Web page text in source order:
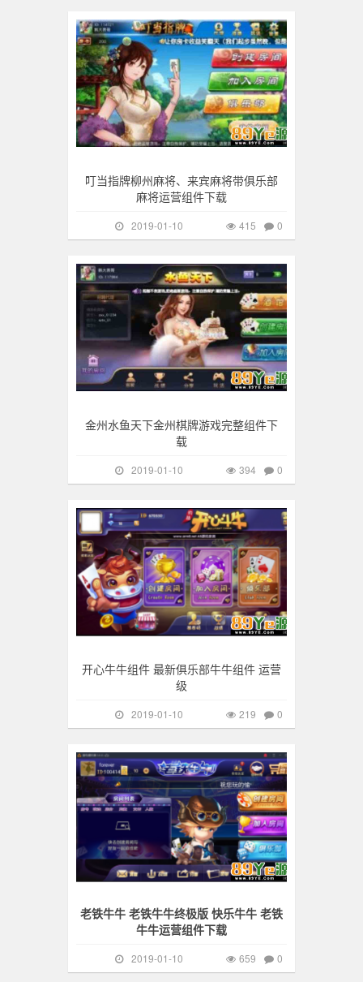
叮当指牌柳州麻将、来宾麻将带俱乐部
麻将运营组件下载
2019-01-10 0
415
金州水鱼天下金州棋牌游戏完整组件下
载
手游棋牌 394
2019-01-10 0
394
开心牛牛组件 最新俱乐部牛牛组件 运营
级
手游棋牌 219
2019-01-10 0
219
老铁牛牛 老铁牛牛终极版 快乐牛牛 老铁
牛牛运营组件下载
手游棋牌 659
2019-01-10 0
659